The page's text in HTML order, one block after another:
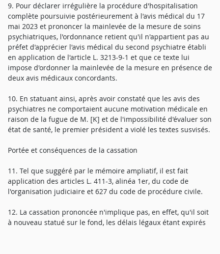
9. Pour déclarer irrégulière la procédure d'hospitalisation
complète poursuivie postérieurement à l'avis médical du 17
mai 2023 et prononcer la mainlevée de la mesure de soins
psychiatriques, l'ordonnance retient qu'il n'appartient pas au
préfet d'apprécier l'avis médical du second psychiatre établi
en application de l'article L. 3213-9-1 et que ce texte lui
impose d'ordonner la mainlevée de la mesure en présence de
deux avis médicaux concordants.
10. En statuant ainsi, après avoir constaté que les avis des
psychiatres ne comportaient aucune motivation médicale en
raison de la fugue de M. [K] et de l'impossibilité d'évaluer son
état de santé, le premier président a violé les textes susvisés.
Portée et conséquences de la cassation
11. Tel que suggéré par le mémoire ampliatif, il est fait
application des articles L. 411-3, alinéa 1er, du code de
l'organisation judiciaire et 627 du code de procédure civile.
12. La cassation prononcée n'implique pas, en effet, qu'il soit
à nouveau statué sur le fond, les délais légaux étant expirés